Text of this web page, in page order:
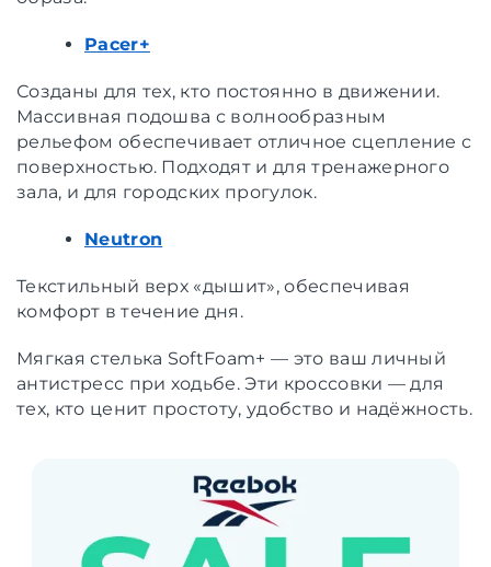
Pacer+
Созданы для тех, кто постоянно в движении.
Массивная подошва с волнообразным
рельефом обеспечивает отличное сцепление с
поверхностью. Подходят и для тренажерного
зала, и для городских прогулок.
Neutron
Текстильный верх «дышит», обеспечивая
комфорт в течение дня.
Мягкая стелька SoftFoam+ — это ваш личный
антистресс при ходьбе. Эти кроссовки — для
тех, кто ценит простоту, удобство и надёжность.